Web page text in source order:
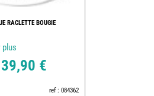
RACLETTE BOUGIE
plus
39,90 €
ref : 084362